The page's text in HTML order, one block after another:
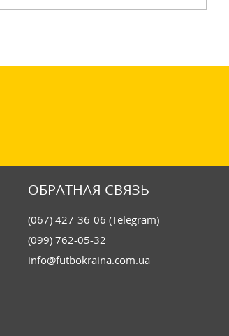
ОБРАТНАЯ СВЯЗЬ
(067) 427-36-06 (Telegram)
(099) 762-05-32
info@futbokraina.com.ua